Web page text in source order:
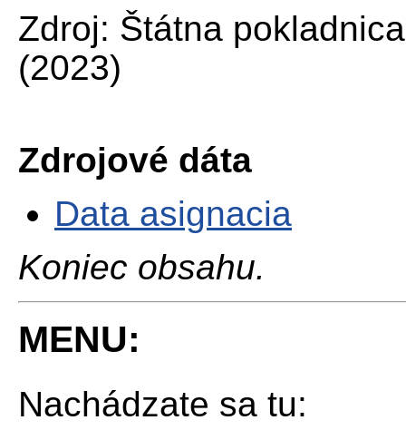
Zdroj: Štátna
Zdrojové dáta
Data asignacia
Koniec obsahu.
MENU:
Nachádzate sa tu: